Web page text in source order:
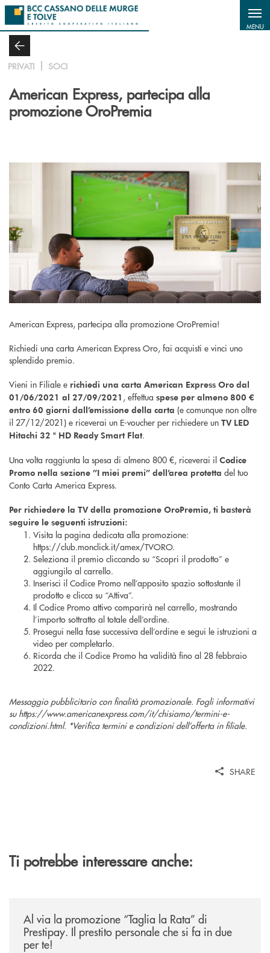
Salta al contenuto principale
MENU
PRIVATI SOCI
American Express, partecipa alla
promozione OroPremia
American Express, partecipa alla promozione OroPremia!
Richiedi una carta American Express Oro, fai acquisti e vinci uno
splendido premio.
Vieni in Filiale e richiedi una carta American Express Oro dal
01/06/2021 al 27/09/2021 , effettua spese per almeno 800 €
entro 60 giorni dall’emissione della carta (e comunque non oltre
il 27/12/2021) e riceverai un E-voucher per richiedere un TV LED
Hitachi 32 " HD Ready Smart Flat.
Una volta raggiunta la spesa di almeno 800 €, riceverai il Codice
Promo nella sezione ”I miei premi” dell’area protetta del tuo
Conto Carta America Express.
Per richiedere la TV della promozione OroPremia, ti basterà
seguire le seguenti istruzioni:
Visita la pagina dedicata alla promozione:
https://club.monclick.it/amex/TVORO.
Seleziona il premio cliccando su “Scopri il prodotto” e
aggiungilo al carrello.
Inserisci il Codice Promo nell’apposito spazio sottostante il
prodotto e clicca su “Attiva”.
Il Codice Promo attivo comparirà nel carrello, mostrando
l’importo sottratto al totale dell’ordine.
Prosegui nella fase successiva dell’ordine e segui le istruzioni a
video per completarlo.
Ricorda che il Codice Promo ha validità fino al 28 febbraio
2022.
Messaggio pubblicitario con finalità promozionale. Fogli informativi
su https://www.americanexpress.com/it/chisiamo/termini-e-
condizioni.html. *Verifica termini e condizioni dell’offerta in filiale.
SHARE
Ti potrebbe interessare anche:
Al via la promozione “Taglia la Rata” di
Prestipay. Il prestito personale che si fa in due
per te!